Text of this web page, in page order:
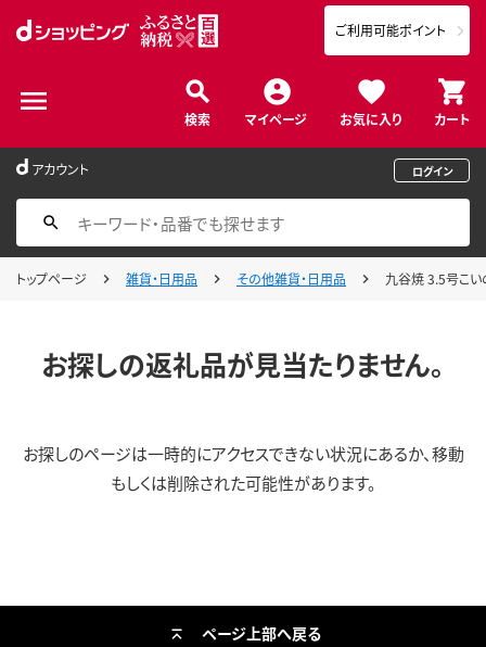
検索 マイページ お気に入り カート
ご利用可能ポイント
アカウント ログイン
トップページ 雑貨・日用品 その他雑貨・日用品 九谷焼 3.5号こい
お探しの返礼品が見当たりません。
お探しのページは一時的にアクセスできない状況にあるか、移動
もしくは削除された可能性があります。
ページ上部へ戻る